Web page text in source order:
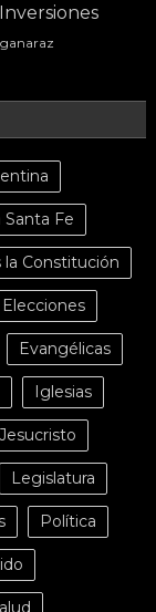
Fe
Constitución
Elecciones
Evangélicas
Iglesias
Jesucristo
Legislatura
Política